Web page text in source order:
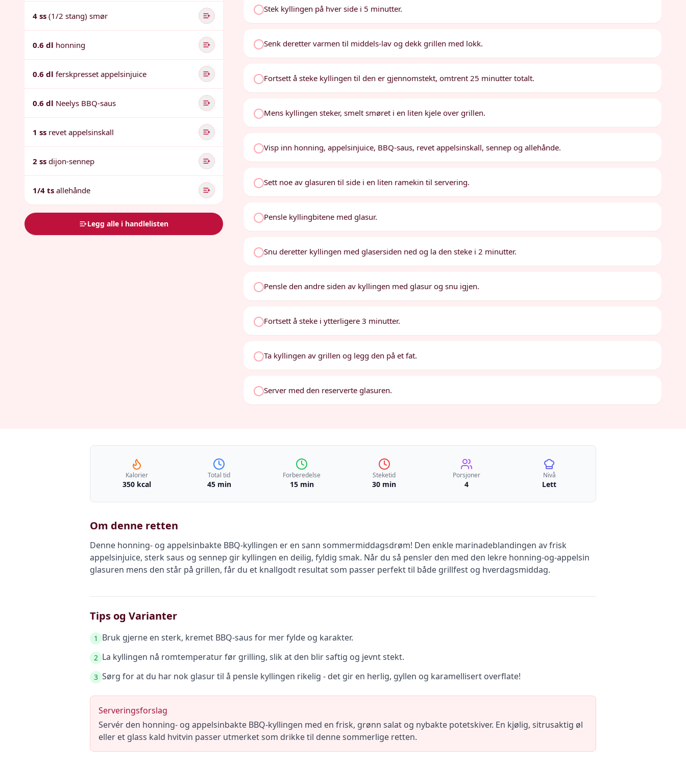
4 ss (1/2 stang) smør
0.6 dl honning
0.6 dl ferskpresset appelsinjuice
0.6 dl Neelys BBQ-saus
1 ss revet appelsinskall
2 ss dijon-sennep
1/4 ts allehånde
Legg alle i handlelisten
Stek kyllingen på hver side i 5 minutter.
Senk deretter varmen til middels-lav og dekk grillen med lokk.
Fortsett å steke kyllingen til den er gjennomstekt, omtrent 25 minutter totalt.
Mens kyllingen steker, smelt smøret i en liten kjele over grillen.
Visp inn honning, appelsinjuice, BBQ-saus, revet appelsinskall, sennep og allehånde.
Sett noe av glasuren til side i en liten ramekin til servering.
Pensle kyllingbitene med glasur.
Snu deretter kyllingen med glasersiden ned og la den steke i 2 minutter.
Pensle den andre siden av kyllingen med glasur og snu igjen.
Fortsett å steke i ytterligere 3 minutter.
Ta kyllingen av grillen og legg den på et fat.
Server med den reserverte glasuren.
Kalorier
350 kcal
Total tid
45 min
Forberedelse
15 min
Steketid
30 min
Porsjoner
4
Nivå
Lett
Om denne retten
Denne honning- og appelsinbakte BBQ-kyllingen er en sann sommermiddagsdrøm! Den enkle marinadeblandingen av frisk
appelsinjuice, sterk saus og sennep gir kyllingen en deilig, fyldig smak. Når du så pensler den med den lekre honning-og-appelsin
glasuren mens den står på grillen, får du et knallgodt resultat som passer perfekt til både grillfest og hverdagsmiddag.
Tips og Varianter
1 Bruk gjerne en sterk, kremet BBQ-saus for mer fylde og karakter.
2 La kyllingen nå romtemperatur før grilling, slik at den blir saftig og jevnt stekt.
3 Sørg for at du har nok glasur til å pensle kyllingen rikelig - det gir en herlig, gyllen og karamellisert overflate!
Serveringsforslag
Servér den honning- og appelsinbakte BBQ-kyllingen med en frisk, grønn salat og nybakte potetskiver. En kjølig, sitrusaktig øl
eller et glass kald hvitvin passer utmerket som drikke til denne sommerlige retten.